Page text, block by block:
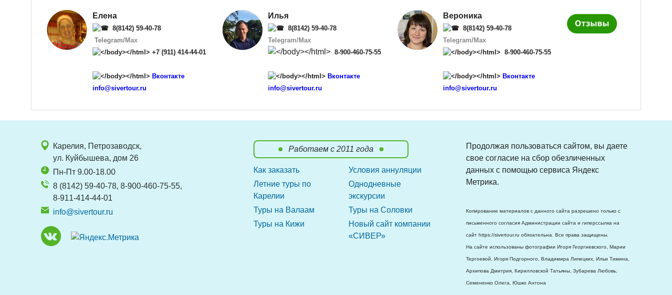
Елена
8(8142) 59-40-78
Telegram/Max
+7 (911) 414-44-01
Вконтакте
info@sivertour.ru
Илья
8(8142) 59-40-78
Telegram/Max
8-900-460-75-55
Вконтакте
info@sivertour.ru
Вероника
8(8142) 59-40-78
Telegram/Max
8-900-460-75-55
Вконтакте
info@sivertour.ru
Карелия, Петрозаводск,
ул. Куйбышева, дом 26
Пн-Пт 9.00-18.00
8 (8142) 59-40-78, 8-900-460-75-55,
8-911-414-44-01
info@sivertour.ru
Работаем с 2011 года
Как заказать
Условия аннуляции
Летние туры по
Карелии
Однодневные
экскурсии
Туры на Валаам
Туры на Соловки
Туры на Кижи
Новый сайт компании
«CИВЕР»
Продолжая пользоваться сайтом, вы даете
свое согласие на сбор обезличенных
данных с помощью сервиса Яндекс
Метрика.
Копирование материалов с данного сайта разрешено только с
письменного согласия Администрации сайта и гиперссылка на
сайт https://sivertour.ru обязательна. Все права защищены.
На сайте использованы фотографии Игоря Георгиевского, Марии
Тергоевой, Игоря Подгорного, Владимира Липецких, Ильи Тимина,
Архипова Дмитрия, Кирилловской Татьяны, Зубарева Любовь,
Семененко Олега, Юшко Антона